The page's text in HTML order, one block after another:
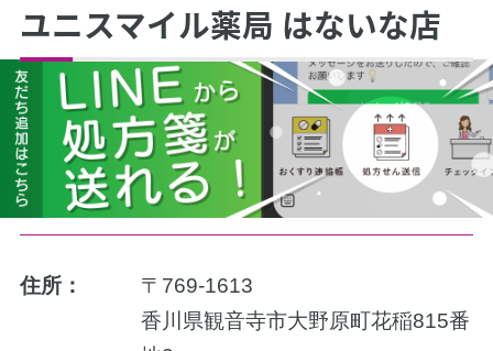
ユニスマイル薬局 はないな店
住所：
〒769-1613
香川県観音寺市大野原町花稲815番